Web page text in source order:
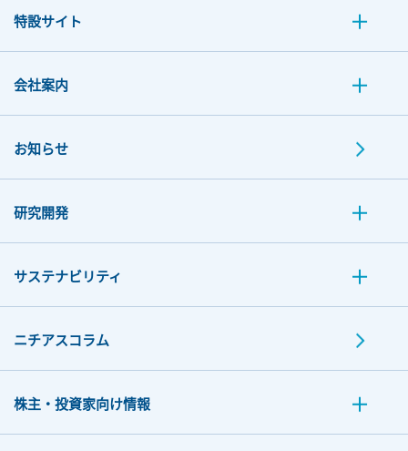
特設サイト
会社案内
お知らせ
研究開発
サステナビリティ
ニチアスコラム
株主・投資家向け情報